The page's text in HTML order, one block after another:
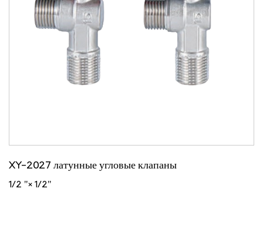
XY-2027 латунные угловые клапаны
1/2 "× 1/2"